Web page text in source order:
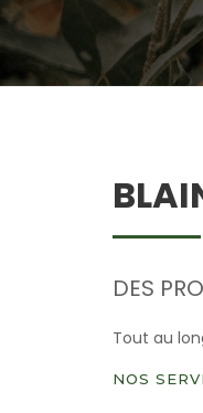
DES
Tout au
NOS